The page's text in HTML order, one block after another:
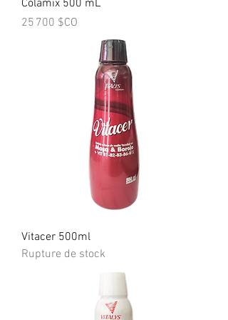
Colamix 500 mL
Prix
25 700 $CO
Vitacer 500ml
Rupture de stock